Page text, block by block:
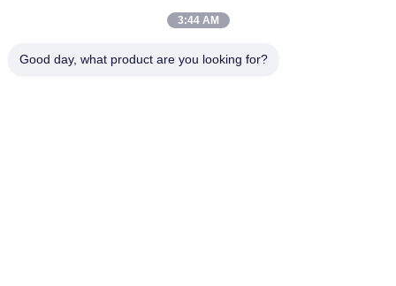
3:44 AM
Good day, what product are you looking for?